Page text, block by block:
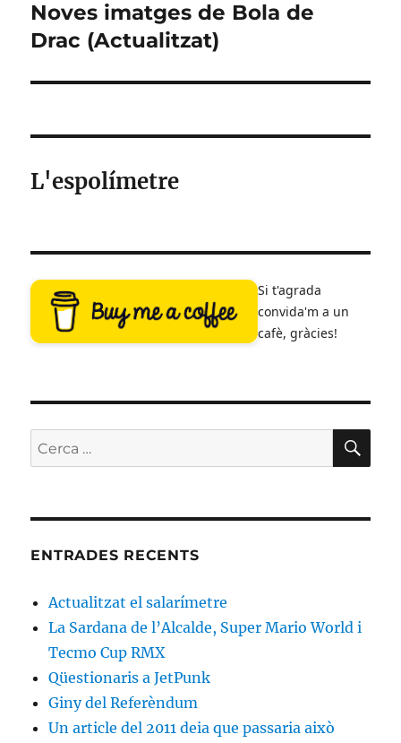
Entrada
següent:
Noves imatges de Bola de
Drac (Actualitzat)
L'espolímetre
Si t'agrada
convida'm a un
cafè, gràcies!
Cerca:
ENTRADES RECENTS
Actualitzat el salarímetre
La Sardana de l’Alcalde, Super Mario World i
Tecmo Cup RMX
Qüestionaris a JetPunk
Giny del Referèndum
Un article del 2011 deia que passaria això